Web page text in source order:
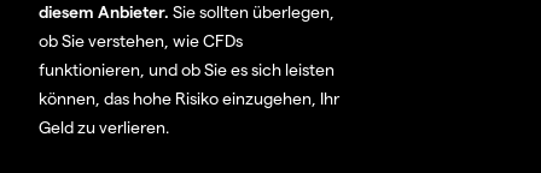
diesem Anbieter. Sie sollten überlegen,
ob Sie verstehen, wie CFDs
funktionieren, und ob Sie es sich leisten
können, das hohe Risiko einzugehen, Ihr
Geld zu verlieren.